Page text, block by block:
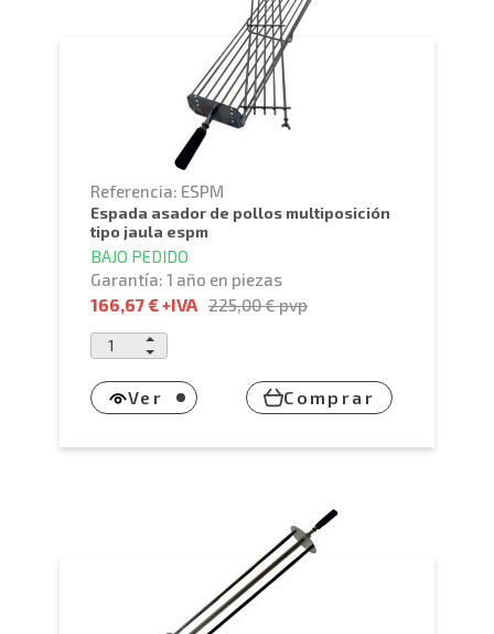
Referencia: ESPM
espada asador de pollos multiposición
tipo jaula espm
BAJO PEDIDO
Garantía: 1 año en piezas
166,67 €+IVA 225,00 €pvp
Ver Comprar